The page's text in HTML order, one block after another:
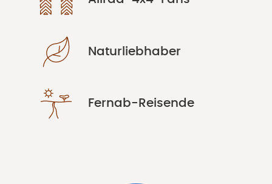
Naturliebhaber
Fernab-Reisende